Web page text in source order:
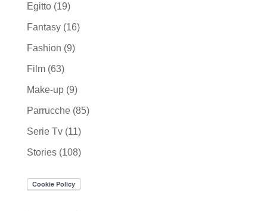
Egitto(19)
Fantasy(16)
Fashion (9)
Film(63)
Make-up(9)
Parrucche(85)
Serie Tv(11)
Stories(108)